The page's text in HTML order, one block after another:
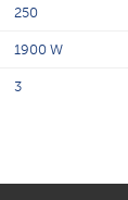
250
1900 W
3